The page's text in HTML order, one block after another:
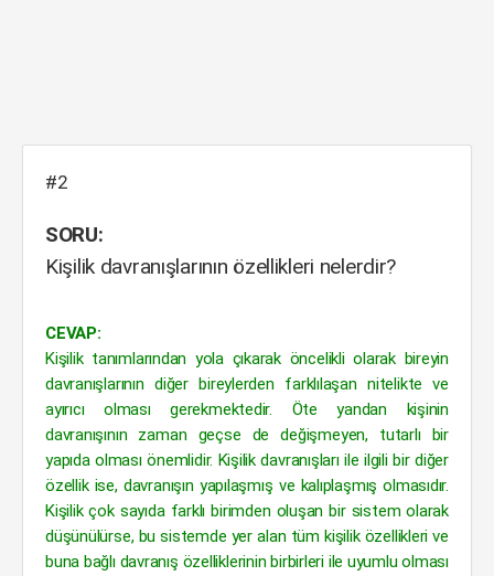
#2
SORU:
Kişilik davranışlarının özellikleri nelerdir?
CEVAP:
Kişilik tanımlarından yola çıkarak öncelikli olarak bireyin
davranışlarının diğer bireylerden farklılaşan nitelikte ve
ayırıcı olması gerekmektedir. Öte yandan kişinin
davranışının zaman geçse de değişmeyen, tutarlı bir
yapıda olması önemlidir. Kişilik davranışları ile ilgili bir diğer
özellik ise, davranışın yapılaşmış ve kalıplaşmış olmasıdır.
Kişilik çok sayıda farklı birimden oluşan bir sistem olarak
düşünülürse, bu sistemde yer alan tüm kişilik özellikleri ve
buna bağlı davranış özelliklerinin birbirleri ile uyumlu olması